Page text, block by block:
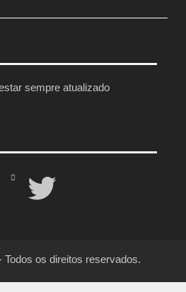
sempre atualizado
Twitter
os direitos reservados.